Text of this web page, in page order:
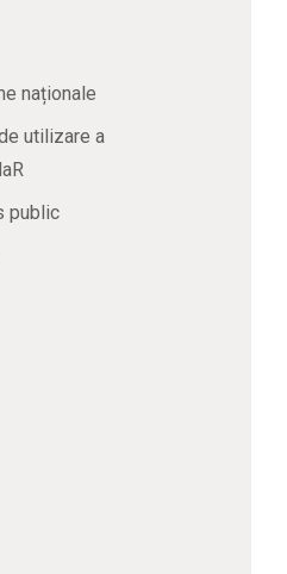
naționale
utilizare a
public